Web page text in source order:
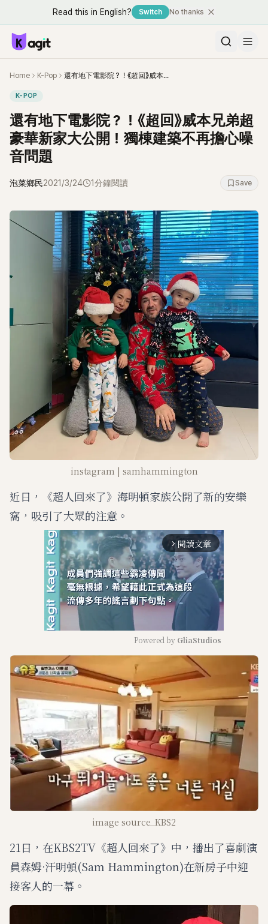
Read this in English? Switch No thanks
Home K-Pop 還有地下電影院？！《超回》威本兄弟超豪華新家大公開！獨棟建築不再擔心噪音問題
K-POP
還有地下電影院？！《超回》威本兄弟超
豪華新家大公開！獨棟建築不再擔心噪
音問題
泡菜鄉民2021/3/24 1分鐘閱讀 Save
instagram | samhammington
近日，《超人回來了》海明頓家族公開了新的安樂
窩，吸引了大眾的注意。
arrow_forward_ios 閱讀文章
M
u
e
Powered by GliaStudios
image source_KBS2
21日，在KBS2TV《超人回來了》中，播出了喜劇演
員森姆·汗明頓(Sam Hammington)在新房子中迎
接客人的一幕。